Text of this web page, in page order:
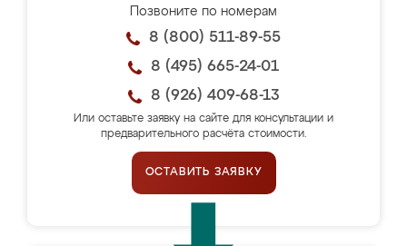
Позвоните по номерам
8 (800) 511-89-55
8 (495) 665-24-01
8 (926) 409-68-13
Или оставьте заявку на сайте для консультации и
предварительного расчёта стоимости.
ОСТАВИТЬ ЗАЯВКУ